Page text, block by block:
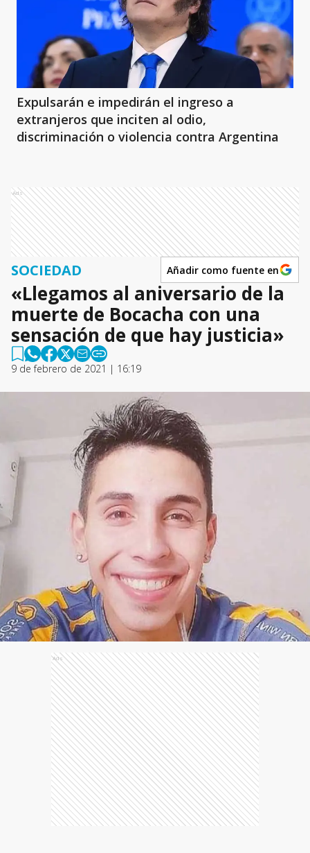
Expulsarán e impedirán el ingreso a
extranjeros que inciten al odio,
discriminación o violencia contra Argentina
Ads
SOCIEDAD Añadir como fuente en
«Llegamos al aniversario de la
muerte de Bocacha con una
sensación de que hay justicia»
9 de febrero de 2021 | 16:19
Ads